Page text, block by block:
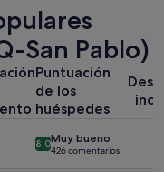
San Pablo)
Puntuación
de los
huéspedes
8.0Muy bueno
426 comentarios